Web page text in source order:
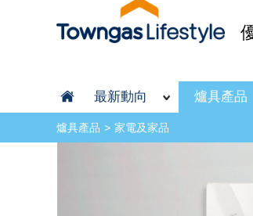
最新動向 爐具產品
爐具產品 家電及家品